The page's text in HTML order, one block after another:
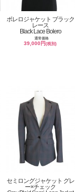
ボレロジャケット ブラック
レース
Black Lace Bolero
通常価格
39,000円(税別)
セミロングジャケット グレ
ー×チェック